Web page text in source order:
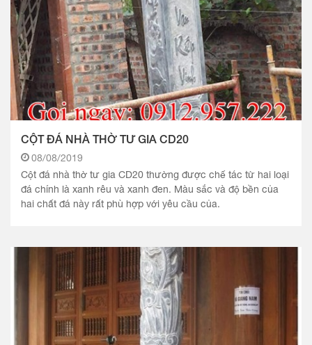
CỘT ĐÁ NHÀ THỜ TƯ GIA CD20
08/08/2019
Cột đá nhà thờ tư gia CD20 thường được chế tác từ hai loại
đá chính là xanh rêu và xanh đen. Màu sắc và độ bền của
hai chất đá này rất phù hợp với yêu cầu của.